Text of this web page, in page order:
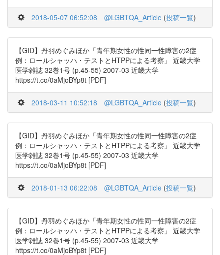
2018-05-07 06:52:08 @LGBTQA_Article (投稿一覧)
【GID】丹羽めぐみほか「青年期女性の性同一性障害の2症
例：ロールシャッハ・テストとHTPPによる考察」 近畿大学
医学雑誌 32巻1号 (p.45-55) 2007-03 近畿大学
https://t.co/0aMjoBYp8t [PDF]
2018-03-11 10:52:18 @LGBTQA_Article (投稿一覧)
【GID】丹羽めぐみほか「青年期女性の性同一性障害の2症
例：ロールシャッハ・テストとHTPPによる考察」 近畿大学
医学雑誌 32巻1号 (p.45-55) 2007-03 近畿大学
https://t.co/0aMjoBYp8t [PDF]
2018-01-13 06:22:08 @LGBTQA_Article (投稿一覧)
【GID】丹羽めぐみほか「青年期女性の性同一性障害の2症
例：ロールシャッハ・テストとHTPPによる考察」 近畿大学
医学雑誌 32巻1号 (p.45-55) 2007-03 近畿大学
https://t.co/0aMjoBYp8t [PDF]